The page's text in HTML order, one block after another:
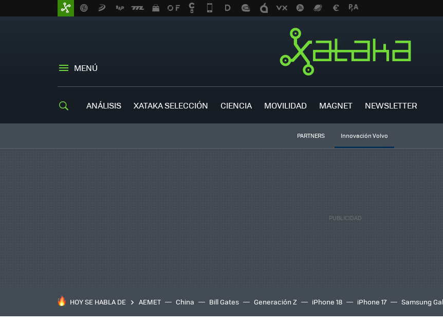
MENÚ
ANÁLISIS XATAKA SELECCIÓN CIENCIA MOVILIDAD MAGNET NEWSLETTER
PARTNERS Innovación Volvo
HOY SE HABLA DE AEMET China Bill Gates Generación Z iPhone 18 iPhone 17 Samsung